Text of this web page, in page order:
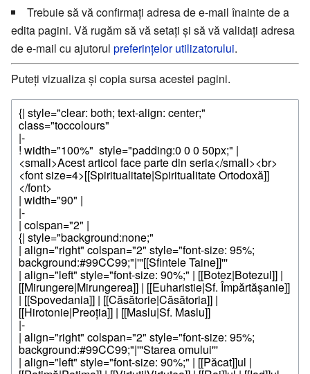
Trebuie să vă confirmați adresa de e-mail înainte de a
edita pagini. Vă rugăm să vă setați și să vă validați adresa
de e-mail cu ajutorul preferințelor utilizatorului.
Puteți vizualiza și copia sursa acestei pagini.